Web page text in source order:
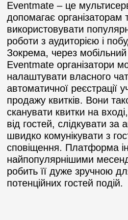
Eventmate – це
допомагає організаторам
використовувати
роботи з аудиторією і
Зокрема, через мобільний
Eventmate організатори
налаштувати власного
автоматичної реєстрації
продажу квитків. Вони
сканувати квитки на
від гостей, слідкувати за
швидко комунікувати з
сповіщення. Платформа
найпопулярнішими
робить її дуже зручною
потенційних гостей подій.